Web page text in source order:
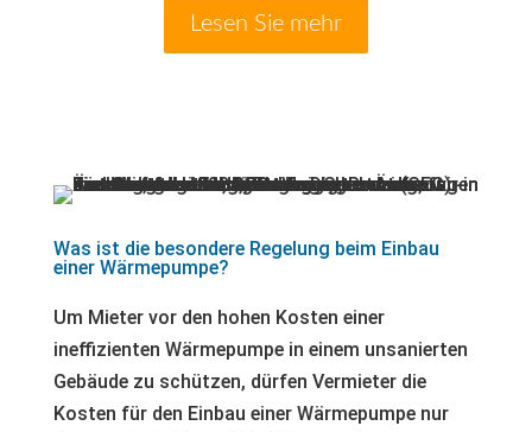
Lesen Sie mehr
Was ist die besondere Regelung beim Einbau
einer Wärmepumpe?
Um Mieter vor den hohen Kosten einer
ineffizienten Wärmepumpe in einem unsanierten
Gebäude zu schützen, dürfen Vermieter die
Kosten für den Einbau einer Wärmepumpe nur